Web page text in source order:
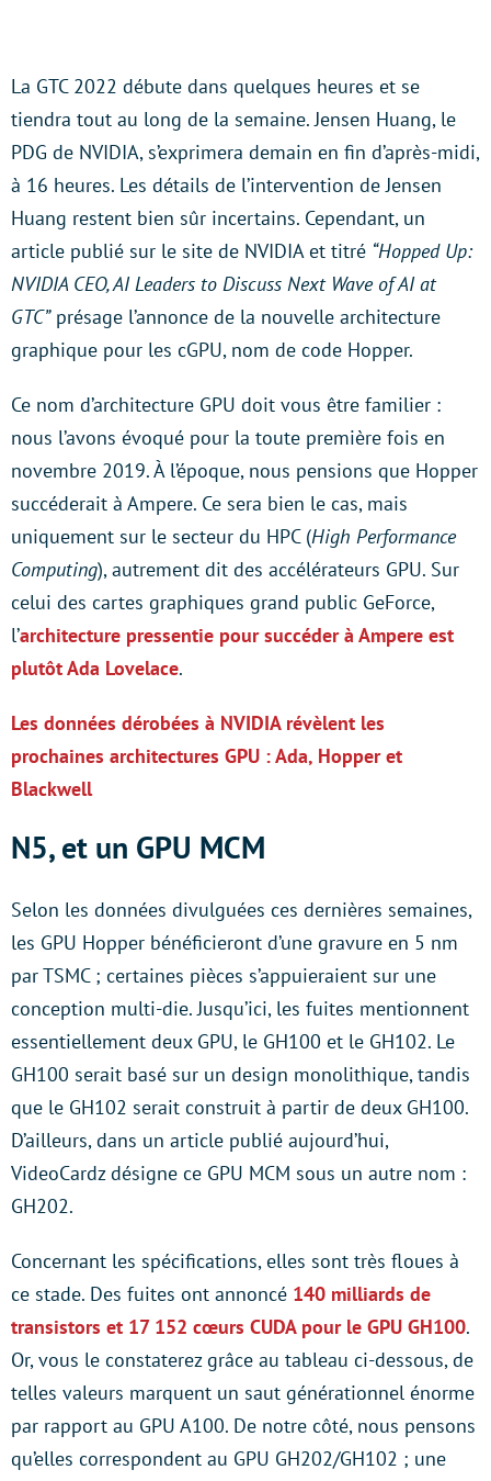
La GTC 2022 débute dans quelques heures et se
tiendra tout au long de la semaine. Jensen Huang, le
PDG de NVIDIA, s’exprimera demain en fin d’après-midi,
à 16 heures. Les détails de l’intervention de Jensen
Huang restent bien sûr incertains. Cependant, un
article publié sur le site de NVIDIA et titré “Hopped Up:
NVIDIA CEO, AI Leaders to Discuss Next Wave of AI at
GTC”présage l’annonce de la nouvelle architecture
graphique pour les cGPU, nom de code Hopper.
Ce nom d’architecture GPU doit vous être familier :
nous l’avons évoqué pour la toute première fois en
novembre 2019. À l’époque, nous pensions que Hopper
succéderait à Ampere. Ce sera bien le cas, mais
uniquement sur le secteur du HPC (High Performance
Computing), autrement dit des accélérateurs GPU. Sur
celui des cartes graphiques grand public GeForce,
l’architecture pressentie pour succéder à Ampere est
plutôt Ada Lovelace.
Les données dérobées à NVIDIA révèlent les
prochaines architectures GPU : Ada, Hopper et
Blackwell
N5, et un GPU MCM
Selon les données divulguées ces dernières semaines,
les GPU Hopper bénéficieront d’une gravure en 5 nm
par TSMC ; certaines pièces s’appuieraient sur une
conception multi-die. Jusqu’ici, les fuites mentionnent
essentiellement deux GPU, le GH100 et le GH102. Le
GH100 serait basé sur un design monolithique, tandis
que le GH102 serait construit à partir de deux GH100.
D’ailleurs, dans un article publié aujourd’hui,
VideoCardz désigne ce GPU MCM sous un autre nom :
GH202.
Concernant les spécifications, elles sont très floues à
ce stade. Des fuites ont annoncé 140 milliards de
transistors et 17 152 cœurs CUDA pour le GPU GH100.
Or, vous le constaterez grâce au tableau ci-dessous, de
telles valeurs marquent un saut générationnel énorme
par rapport au GPU A100. De notre côté, nous pensons
qu’elles correspondent au GPU GH202/GH102 ; une